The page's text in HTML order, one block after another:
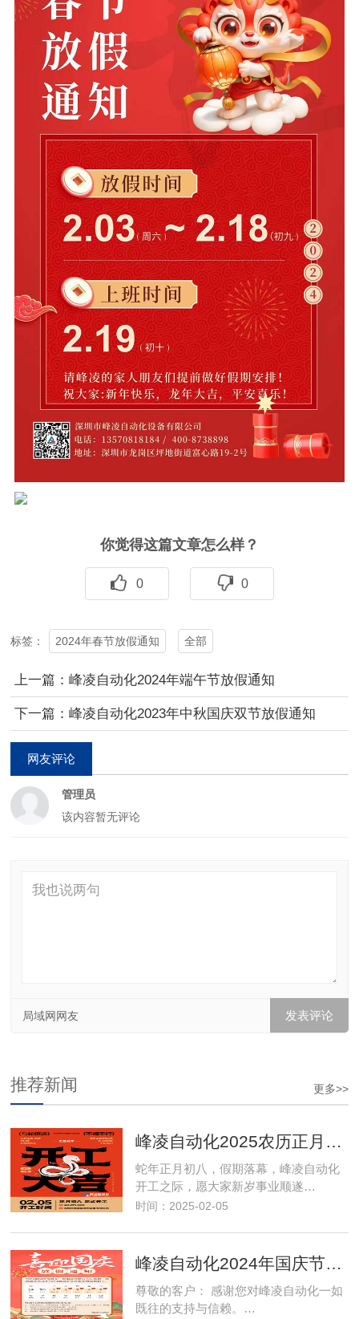
你觉得这篇文章怎么样？
0 0
标签： 2024年春节放假通知 全部
上一篇：峰凌自动化2024年端午节放假通知
下一篇：峰凌自动化2023年中秋国庆双节放假通知
网友评论
管理员
该内容暂无评论
局域网网友
更多>>
推荐新闻
峰凌自动化2025农历正月初八开工大吉
蛇年正月初八，假期落幕，峰凌自动化
开工之际，愿大家新岁事业顺遂…
时间：2025-02-05
峰凌自动化2024年国庆节放假通知
尊敬的客户： 感谢您对峰凌自动化一如
既往的支持与信赖。…